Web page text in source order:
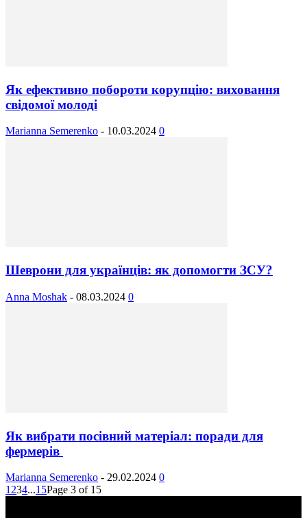
Як ефективно побороти корупцію: виховання
свідомої молоді
Marianna Semerenko - 10.03.2024 0
Шеврони для українців: як допомогти ЗСУ?
Anna Moshak - 08.03.2024 0
Як вибрати посівний матеріал: поради для
фермерів
Marianna Semerenko - 29.02.2024 0
1 234...15Page 3 of 15